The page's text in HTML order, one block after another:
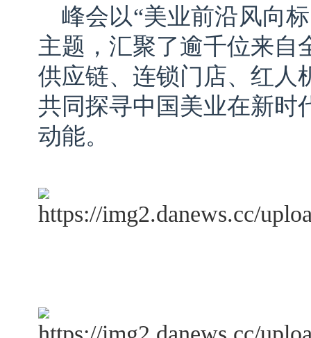
峰会以“美业前沿风向
主题，汇聚了逾千位来自
供应链、连锁门店、红人
共同探寻中国美业在新时
动能。